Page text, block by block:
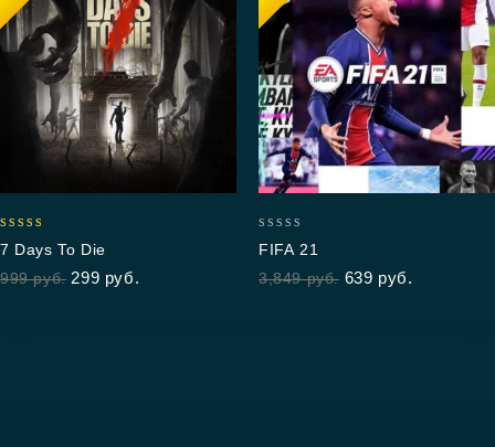
out of 5
7 Days To Die
999руб. 299 руб.
out
of
FIFA 21
3,849руб. 639 руб.